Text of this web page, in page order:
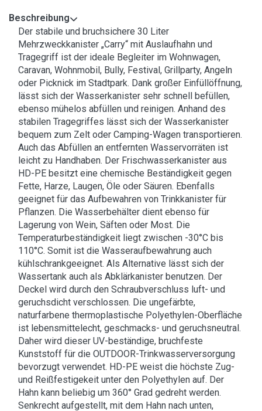
Beschreibung
Der stabile und bruchsichere 30 Liter
Mehrzweckkanister „Carry“ mit Auslaufhahn und
Tragegriff ist der ideale Begleiter im Wohnwagen,
Caravan, Wohnmobil, Bully, Festival, Grillparty, Angeln
oder Picknick im Stadtpark. Dank großer Einfüllöffnung,
lässt sich der Wasserkanister sehr schnell befüllen,
ebenso mühelos abfüllen und reinigen. Anhand des
stabilen Tragegriffes lässt sich der Wasserkanister
bequem zum Zelt oder Camping-Wagen transportieren.
Auch das Abfüllen an entfernten Wasservorräten ist
leicht zu Handhaben. Der Frischwasserkanister aus
HD-PE besitzt eine chemische Beständigkeit gegen
Fette, Harze, Laugen, Öle oder Säuren. Ebenfalls
geeignet für das Aufbewahren von Trinkkanister für
Pflanzen. Die Wasserbehälter dient ebenso für
Lagerung von Wein, Säften oder Most. Die
Temperaturbeständigkeit liegt zwischen -30°C bis
110°C. Somit ist die Wasseraufbewahrung auch
kühlschrankgeeignet. Als Alternative lässt sich der
Wassertank auch als Abklärkanister benutzen. Der
Deckel wird durch den Schraubverschluss luft- und
geruchsdicht verschlossen. Die ungefärbte,
naturfarbene thermoplastische Polyethylen-Oberfläche
ist lebensmittelecht, geschmacks- und geruchsneutral.
Daher wird dieser UV-beständige, bruchfeste
Kunststoff für die OUTDOOR-Trinkwasserversorgung
bevorzugt verwendet. HD-PE weist die höchste Zug-
und Reißfestigekeit unter den Polyethylen auf. Der
Hahn kann beliebig um 360° Grad gedreht werden.
Senkrecht aufgestellt, mit dem Hahn nach unten,